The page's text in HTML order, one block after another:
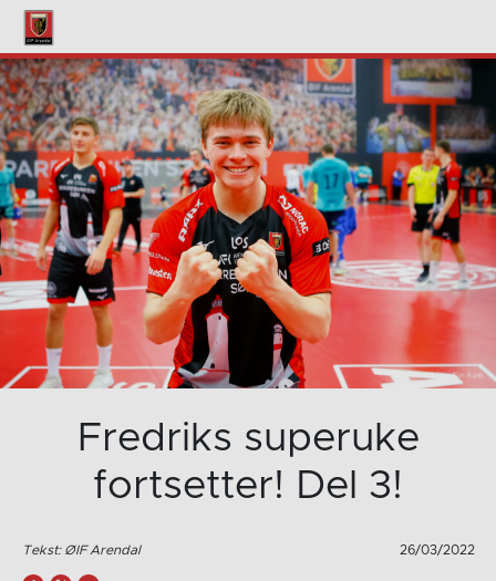
Fredriks superuke
fortsetter! Del 3!
Tekst: ØIF Arendal 26/03/2022